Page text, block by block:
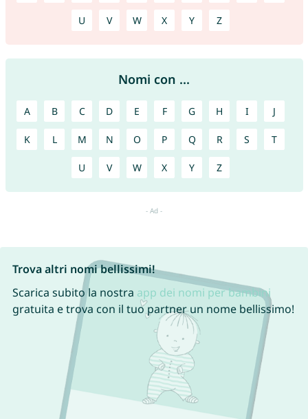
U V W X Y Z
Nomi con ...
A B C D E F G H I J
K L M N O P Q R S T
U V W X Y Z
Trova altri nomi bellissimi!
Scarica subito la nostra app dei nomi per bambini
gratuita e trova con il tuo partner un nome bellissimo!